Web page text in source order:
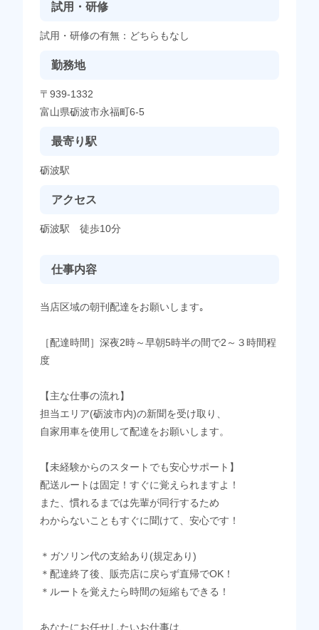
試用・研修
試用・研修の有無：どちらもなし
勤務地
〒939-1332
富山県砺波市永福町6-5
最寄り駅
砺波駅
アクセス
砺波駅 徒歩10分
仕事内容
当店区域の朝刊配達をお願いします｡
［配達時間］深夜2時～早朝5時半の間で2～３時間程
度
【主な仕事の流れ】
担当エリア(砺波市内)の新聞を受け取り、
自家用車を使用して配達をお願いします。
【未経験からのスタートでも安心サポート】
配送ルートは固定！すぐに覚えられますよ！
また、慣れるまでは先輩が同行するため
わからないこともすぐに聞けて、安心です！
＊ガソリン代の支給あり(規定あり)
＊配達終了後、販売店に戻らず直帰でOK！
＊ルートを覚えたら時間の短縮もできる！
あなたにお任せしたいお仕事は、